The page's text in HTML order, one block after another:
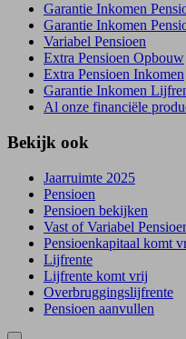
Garantie Inkomen
Garantie Inkomen
Variabel Pensioen
Extra Pensioen Opbouw
Extra Pensioen Inkomen
Garantie Inkomen
Al onze financiële
Bekijk ook
Jaarruimte 2025
Pensioen
Pensioen bekijken
Vast of Variabel
Pensioenkapitaal komt
Lijfrente
Lijfrente komt vrij
Overbruggingslijfrente
Pensioen aanvullen